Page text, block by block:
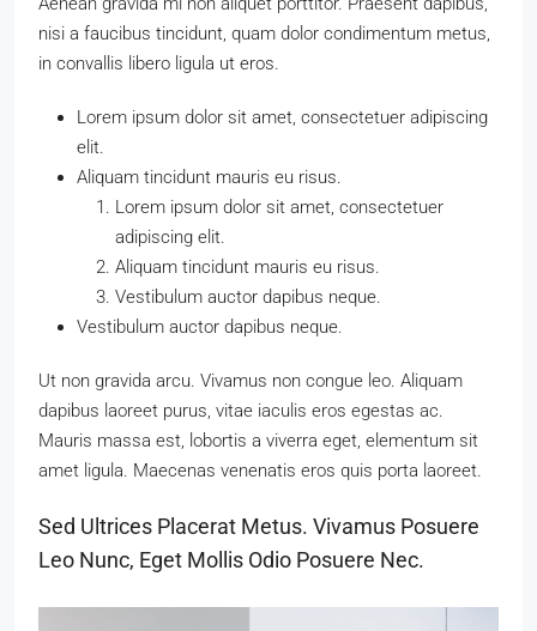
nisi a faucibus tincidunt, quam dolor condimentum metus,
in convallis libero ligula ut eros.
Lorem ipsum dolor sit amet, consectetuer adipiscing
elit.
Aliquam tincidunt mauris eu risus.
Lorem ipsum dolor sit amet, consectetuer
adipiscing elit.
Aliquam tincidunt mauris eu risus.
Vestibulum auctor dapibus neque.
Vestibulum auctor dapibus neque.
Ut non gravida arcu. Vivamus non congue leo. Aliquam
dapibus laoreet purus, vitae iaculis eros egestas ac.
Mauris massa est, lobortis a viverra eget, elementum sit
amet ligula. Maecenas venenatis eros quis porta laoreet.
Sed Ultrices Placerat Metus. Vivamus Posuere
Leo Nunc, Eget Mollis Odio Posuere Nec.